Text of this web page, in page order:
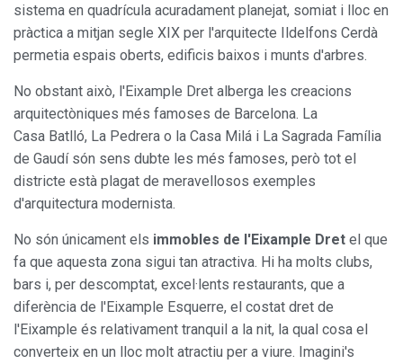
sistema en quadrícula acuradament planejat, somiat i lloc en
pràctica a mitjan segle XIX per l'arquitecte Ildelfons Cerdà
permetia espais oberts, edificis baixos i munts d'arbres.
No obstant això, l'Eixample Dret alberga les creacions
arquitectòniques més famoses de Barcelona. La
Casa Batlló, La Pedrera o la Casa Milá i La Sagrada Família
de Gaudí són sens dubte les més famoses, però tot el
districte està plagat de meravellosos exemples
d'arquitectura modernista.
No són únicament els immobles de l'Eixample Dret el que
fa que aquesta zona sigui tan atractiva. Hi ha molts clubs,
bars i, per descomptat, excel·lents restaurants, que a
diferència de l'Eixample Esquerre, el costat dret de
l'Eixample és relativament tranquil a la nit, la qual cosa el
converteix en un lloc molt atractiu per a viure. Imagini's